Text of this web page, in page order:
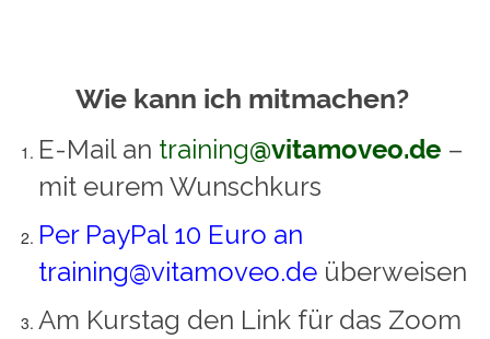
Wie kann ich mitmachen?
E-Mail an training@vitamoveo.de –
mit eurem Wunschkurs
Per PayPal 10 Euro an
training@vitamoveo.de überweisen
Am Kurstag den Link für das Zoom